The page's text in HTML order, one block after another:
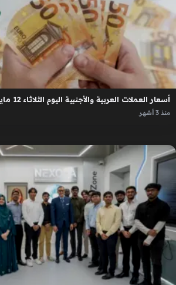
أسعار العملات العربية والأجنبية اليوم الثلاثاء 12 مايو 2026
منذ 3 أشهر